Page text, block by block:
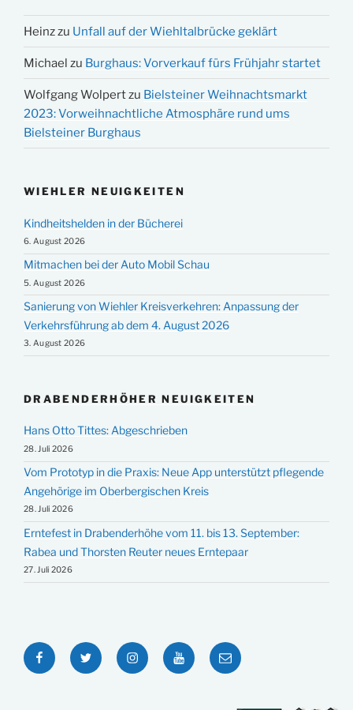
Heinzzu Unfall auf der Wiehltalbrücke geklärt
Michael zu Burghaus: Vorverkauf fürs Frühjahr startet
Wolfgang Wolpertzu Bielsteiner Weihnachtsmarkt
2023: Vorweihnachtliche Atmosphäre rund ums
Bielsteiner Burghaus
WIEHLER NEUIGKEITEN
Kindheitshelden in der Bücherei
6. August 2026
Mitmachen bei der Auto Mobil Schau
5. August 2026
Sanierung von Wiehler Kreisverkehren: Anpassung der
Verkehrsführung ab dem 4. August 2026
3. August 2026
DRABENDERHÖHER NEUIGKEITEN
Hans Otto Tittes: Abgeschrieben
28. Juli 2026
Vom Prototyp in die Praxis: Neue App unterstützt pflegende
Angehörige im Oberbergischen Kreis
28. Juli 2026
Erntefest in Drabenderhöhe vom 11. bis 13. September:
Rabea und Thorsten Reuter neues Erntepaar
27. Juli 2026
FacebookTwitter InstagramYouTubeE-
Mail